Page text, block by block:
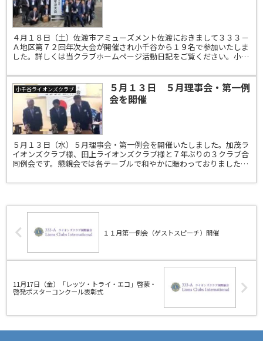
４月１８日（土）佐渡市アミューズメント佐渡におきまして３３３－
Ａ地区第７２回年次大会が開催され小千谷から１９名で参加いたしま
した。詳しくは当クラブホームページ活動日記をご覧ください。小千
小千谷ライオンズクラブ
５月１３日 ５月理事会・第一例
会を開催
５月１３日（水）５月理事会・第一例会を開催いたしました。加茂ラ
イオンズクラブ様、田上ライオンズクラブ様と７年ぶりの３クラブ合
同例会です。懇親会では各テーブルで和やかに賑わっておりました。
１１月第一例会（ゲストスピーチ）開催
11月17日（金）「レッツ・トライ・エコ」啓蒙・
啓発ポスターコンクール表彰式